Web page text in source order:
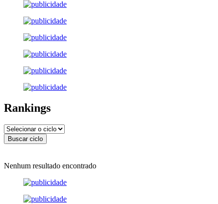
Rankings
Nenhum resultado encontrado